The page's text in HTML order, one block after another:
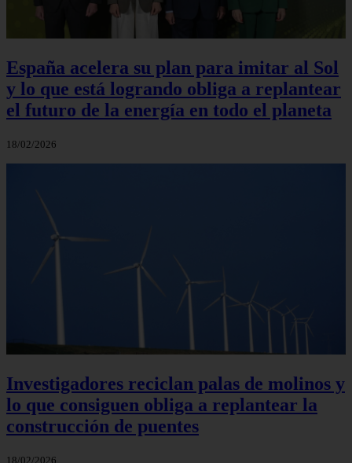
España acelera su plan para imitar al Sol
y lo que está logrando obliga a replantear
el futuro de la energía en todo el planeta
18/02/2026
Investigadores reciclan palas de molinos y
lo que consiguen obliga a replantear la
construcción de puentes
18/02/2026